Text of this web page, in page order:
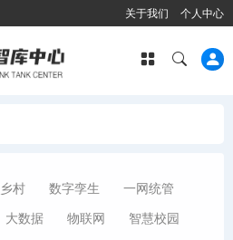
关于我们 个人中心
村 数字孪生 一网统管
大数据 物联网 智慧校园